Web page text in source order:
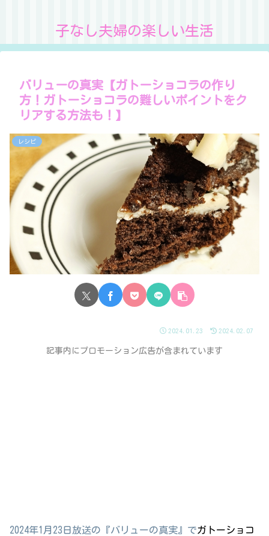
子なし夫婦の楽しい生活
バリューの真実【ガトーショコラの作り
方！ガトーショコラの難しいポイントをク
リアする方法も！】
レシピ
2024.01.23 2024.02.07
記事内にプロモーション広告が含まれています
2024年1月23日放送の『バリューの真実』でガトーショコ